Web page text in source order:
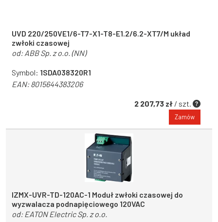
UVD 220/250VE1/6-T7-X1-T8-E1.2/6.2-XT7/M układ
zwłoki czasowej
od: ABB Sp. z o.o. (NN)
Symbol: 1SDA038320R1
EAN:8015644383206
2 207,73 zł / szt.
Zamów
IZMX-UVR-TD-120AC-1 Moduł zwłoki czasowej do
wyzwalacza podnapięciowego 120VAC
od: EATON Electric Sp. z o.o.